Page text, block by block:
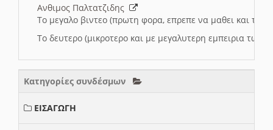
Ανθιμος Παλτατζιδης
Το μεγαλο βιντεο (πρωτη φορα, επρεπε να μαθει και το
Το δευτερο (μικροτερο και με μεγαλυτερη εμπειρια
Κατηγορίες συνδέσμων
ΕΙΣΑΓΩΓΗ